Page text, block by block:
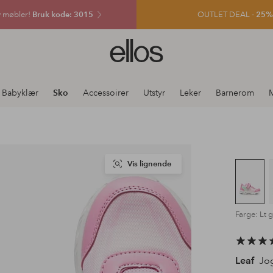
møbler! Bruk kode: 3015 OUTLET DEAL -
Ellos
logo
gå
Babyklær Sko Accessoirer Utstyr Leker Barnerom
Vis lignende
Farge: Lt
Leaf